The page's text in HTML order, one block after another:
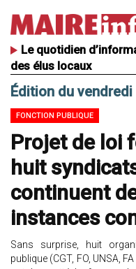
Le quotidien
des élus locaux
Édition du
FONCTION PUBLIQUE
Projet de loi
huit
continuent
instances
Sans surprise, huit
publique (CGT, FO, UNSA,